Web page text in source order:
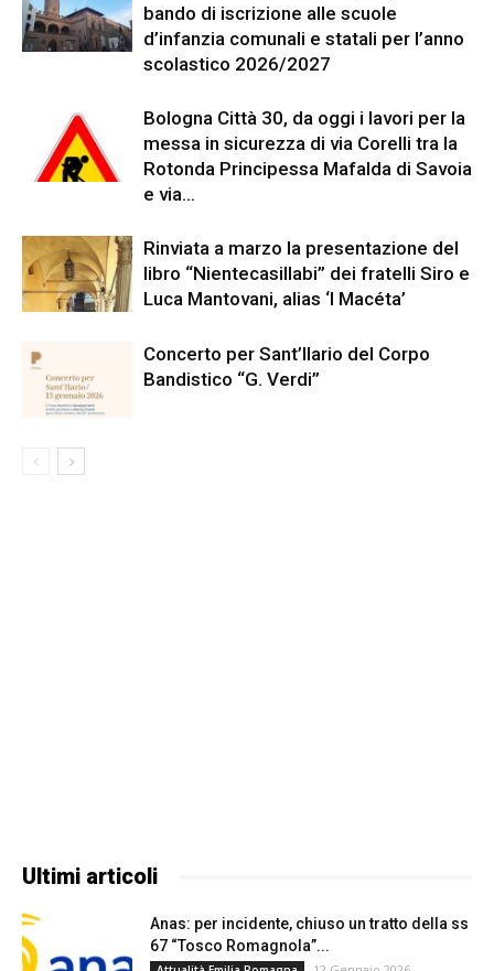
bando di iscrizione alle scuole
d’infanzia comunali e statali per l’anno
scolastico 2026/2027
Bologna Città 30, da oggi i lavori per la
messa in sicurezza di via Corelli tra la
Rotonda Principessa Mafalda di Savoia
e via...
Rinviata a marzo la presentazione del
libro “Nientecasillabi” dei fratelli Siro e
Luca Mantovani, alias ‘I Macéta’
Concerto per Sant’Ilario del Corpo
Bandistico “G. Verdi”
Ultimi articoli
Anas: per incidente, chiuso un tratto della ss
67 “Tosco Romagnola”...